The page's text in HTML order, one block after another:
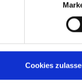
Cookies